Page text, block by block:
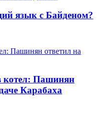
язык с Байденом?
котел: Пашинян
Карабаха